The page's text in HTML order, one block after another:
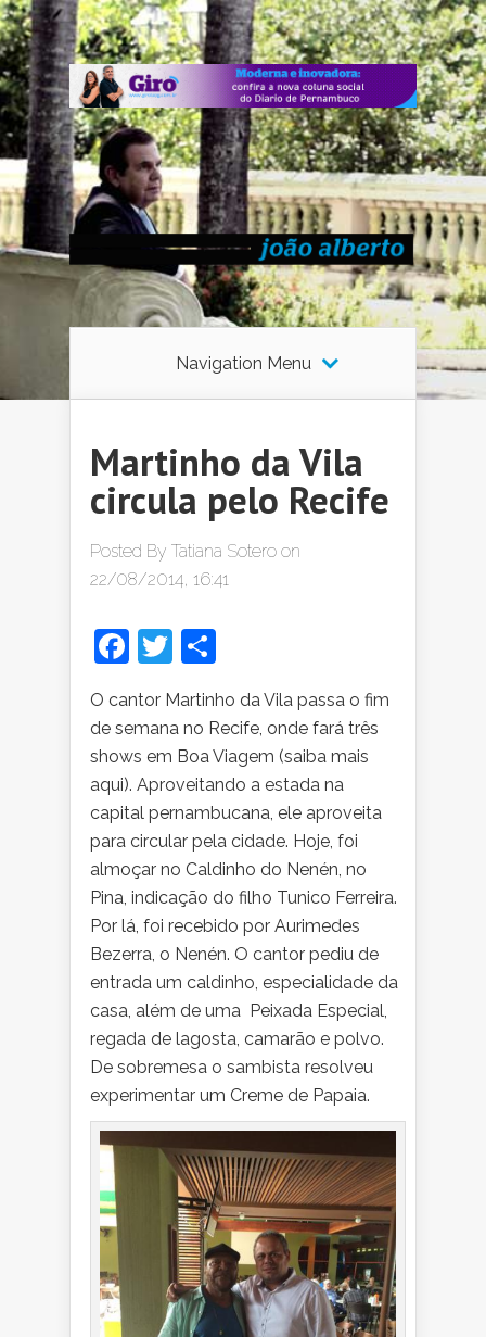
Navigation Menu
Martinho da Vila
circula pelo Recife
Posted By Tatiana Sotero on
22/08/2014, 16:41
Facebook
Twitter
O cantor Martinho da Vila passa o fim
de semana no Recife, onde fará três
shows em Boa Viagem (saiba mais
aqui). Aproveitando a estada na
capital pernambucana, ele aproveita
para circular pela cidade. Hoje, foi
almoçar no Caldinho do Nenén, no
Pina, indicação do filho Tunico Ferreira.
Por lá, foi recebido por Aurimedes
Bezerra, o Nenén. O cantor pediu de
entrada um caldinho, especialidade da
casa, além de uma Peixada Especial,
regada de lagosta, camarão e polvo.
De sobremesa o sambista resolveu
experimentar um Creme de Papaia.